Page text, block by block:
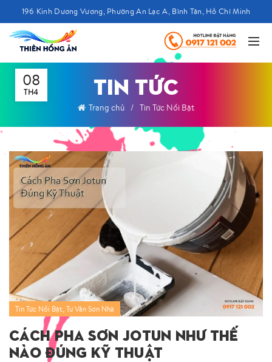
196 Kinh Dương Vương, Phường An Lạc A, Bình Tân, Hồ Chí Minh
TIN TỨC
Trang chủ Tin Tức Nổi Bật
08
TH4
Tin Tức Nổi Bật, Tư Vấn Sơn Nhà
Cách Pha Sơn Jotun Như Thế
Nào Đúng Kỹ Thuật